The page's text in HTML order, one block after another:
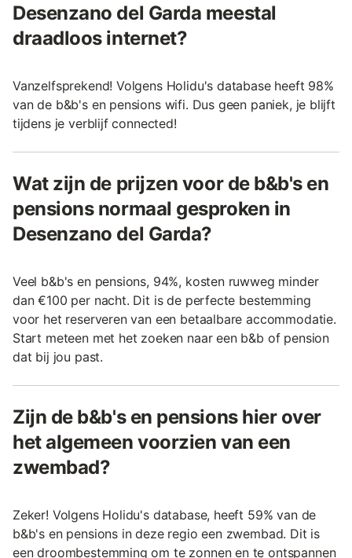
Desenzano del Garda meestal
draadloos internet?
Vanzelfsprekend! Volgens Holidu's database heeft 98%
van de b&b's en pensions wifi. Dus geen paniek, je blijft
tijdens je verblijf connected!
Wat zijn de prijzen voor de b&b's en
pensions normaal gesproken in
Desenzano del Garda?
Veel b&b's en pensions, 94%, kosten ruwweg minder
dan €100 per nacht. Dit is de perfecte bestemming
voor het reserveren van een betaalbare accommodatie.
Start meteen met het zoeken naar een b&b of pension
dat bij jou past.
Zijn de b&b's en pensions hier over
het algemeen voorzien van een
zwembad?
Zeker! Volgens Holidu's database, heeft 59% van de
b&b's en pensions in deze regio een zwembad. Dit is
een droombestemming om te zonnen en te ontspannen